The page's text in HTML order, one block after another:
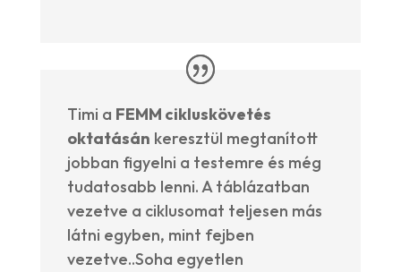
Timi a FEMM cikluskövetés
oktatásán keresztül megtanított
jobban figyelni a testemre és még
tudatosabb lenni. A táblázatban
vezetve a ciklusomat teljesen más
látni egyben, mint fejben
vezetve..Soha egyetlen